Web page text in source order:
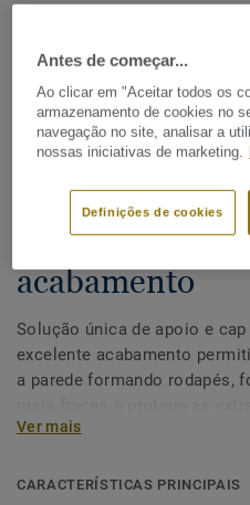
Acessórios|Acabamento
2 em 1: Perfil
acabamento
Solução única de apoio e
excelente acabamento
a parede formando rodapés,
Ver mais
CARACTERÍSTICAS PRINCIPAIS
Antes de começar...
Ao clicar em "Aceitar todos os
armazenamento de cookies no
navegação no site, analisar a
nossas iniciativas de marketing.
Definições de cookies